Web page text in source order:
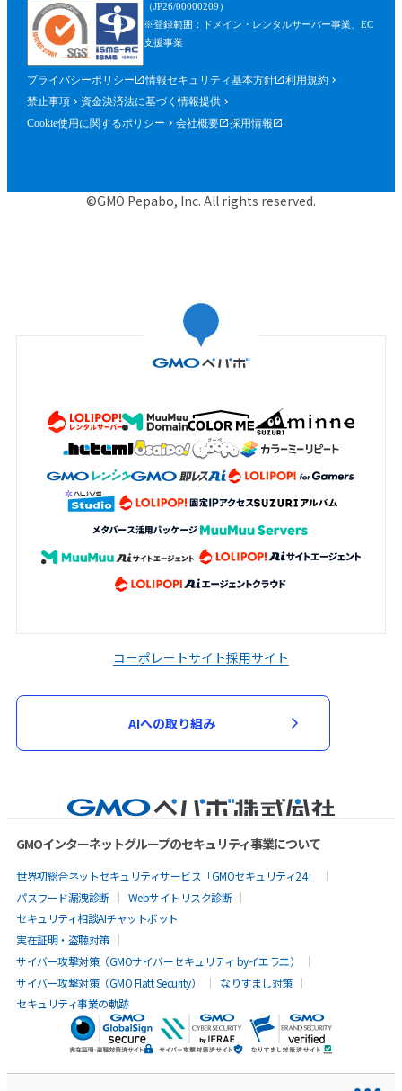
（JP26/00000209）
※登録範囲：ドメイン・レンタルサーバー事業、EC
支援事業
プライバシーポリシー 情報セキュリティ基本方針
利用規約
禁止事項
資金決済法に基づく情報提供
Cookie使用に関するポリシー
会社概要 採用情報
©GMO Pepabo, Inc. All rights reserved.
コーポレートサイト採用サイト
AIへの取り組み
GMOインターネットグループのセキュリティ事業について
世界初総合ネットセキュリティサービス「GMOセキュリティ24」
パスワード漏洩診断
Webサイトリスク診断
セキュリティ相談AIチャットボット
実在証明・盗聴対策
サイバー攻撃対策（GMOサイバーセキュリティ byイエラエ）
サイバー攻撃対策（GMO Flatt Security）
なりすまし対策
セキュリティ事業の軌跡